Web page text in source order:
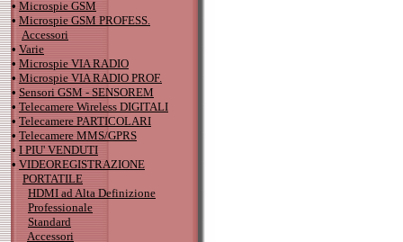
• Microspie GSM
• Microspie GSM PROFESS.
Accessori
• Varie
• Microspie VIA RADIO
• Microspie VIA RADIO PROF.
• Sensori GSM - SENSOREM
• Telecamere Wireless DIGITALI
• Telecamere PARTICOLARI
• Telecamere MMS/GPRS
• I PIU' VENDUTI
• VIDEOREGISTRAZIONE
PORTATILE
HDMI ad Alta Definizione
Professionale
Standard
Accessori